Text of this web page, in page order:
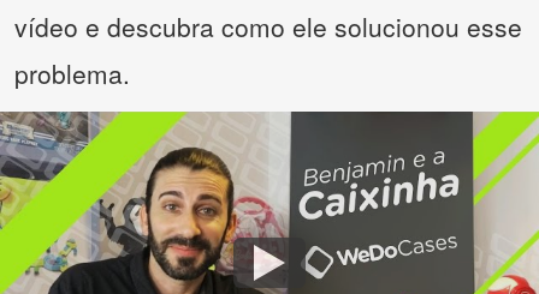
vídeo e descubra como ele solucionou esse
problema.